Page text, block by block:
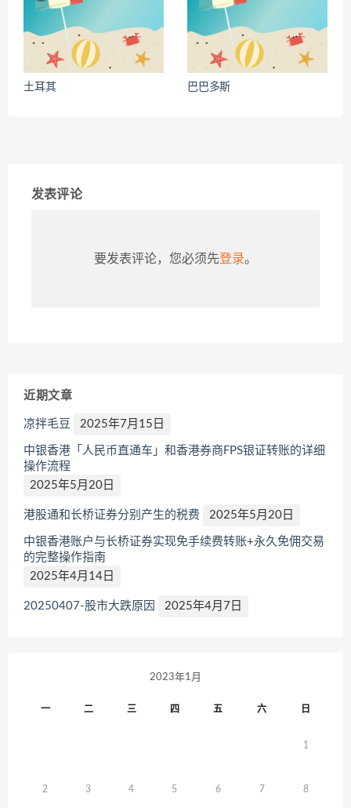
土耳其 巴巴多斯
发表评论
要发表评论，您必须先登录。
近期文章
凉拌毛豆 2025年7月15日
中银香港「人民币直通车」和香港券商FPS银证转账的详细
操作流程
2025年5月20日
港股通和长桥证券分别产生的税费 2025年5月20日
中银香港账户与长桥证券实现免手续费转账+永久免佣交易
的完整操作指南
2025年4月14日
20250407-股市大跌原因 2025年4月7日
2023年1月
一 二 三 四 五 六 日
1
2 3 4 5 6 7 8